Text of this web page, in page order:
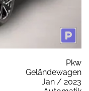
Pkw
Geländewagen
Jan / 2023